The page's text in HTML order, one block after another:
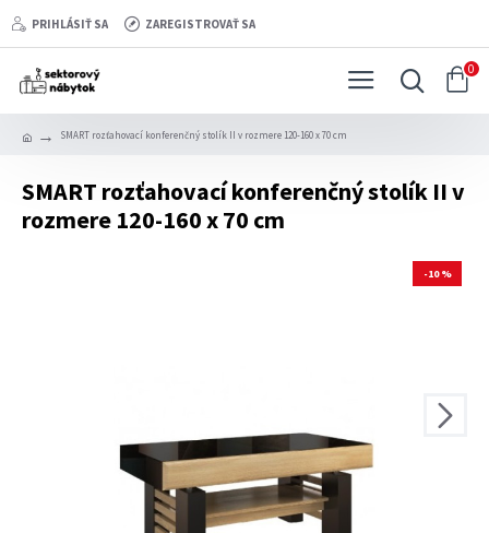
PRIHLÁSIŤ SA ZAREGISTROVAŤ SA
0
SMART rozťahovací konferenčný stolík II v rozmere 120-160 x 70 cm
SMART rozťahovací konferenčný stolík II v
rozmere 120-160 x 70 cm
-10 %